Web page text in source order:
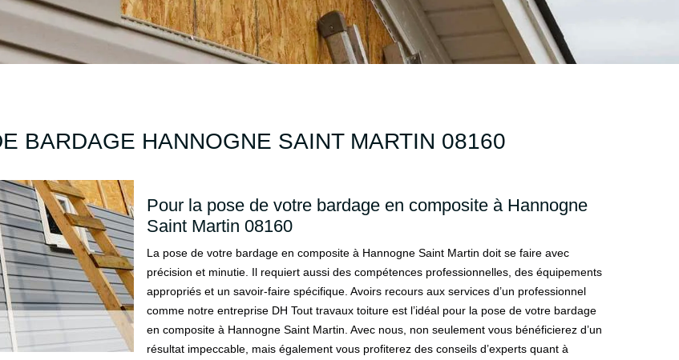
BARDAGE HANNOGNE SAINT MARTIN 08160
Pour la pose de votre bardage en composite à Hannogne
Saint Martin 08160
La pose de votre bardage en composite à Hannogne Saint Martin doit se faire avec
précision et minutie. Il requiert aussi des compétences professionnelles, des équipements
appropriés et un savoir-faire spécifique. Avoirs recours aux services d’un professionnel
comme notre entreprise DH Tout travaux toiture est l’idéal pour la pose de votre bardage
en composite à Hannogne Saint Martin. Avec nous, non seulement vous bénéficierez d’un
résultat impeccable, mais également vous profiterez des conseils d’experts quant à